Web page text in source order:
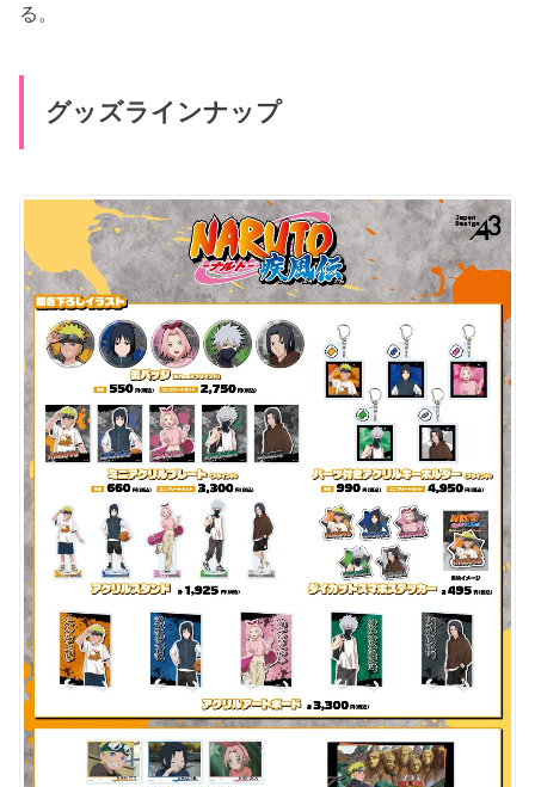
る。
グッズラインナップ